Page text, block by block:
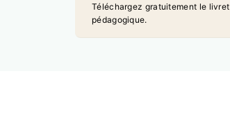
Téléchargez gratuitement le livret
pédagogique.